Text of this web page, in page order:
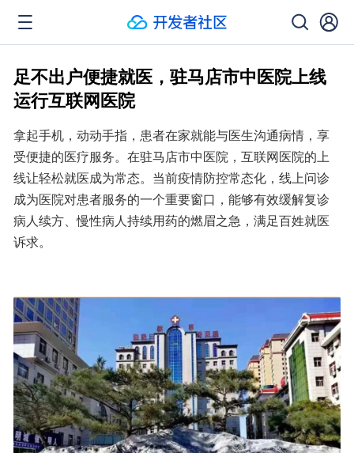
足不出户便捷就医，驻马店市中医院上线
运行互联网医院
拿起手机，动动手指，患者在家就能与医生沟通病情，享
受便捷的医疗服务。在驻马店市中医院，互联网医院的上
线让轻松就医成为常态。当前疫情防控常态化，线上问诊
成为医院对患者服务的一个重要窗口，能够有效缓解复诊
病人续方、慢性病人持续用药的燃眉之急，满足百姓就医
诉求。